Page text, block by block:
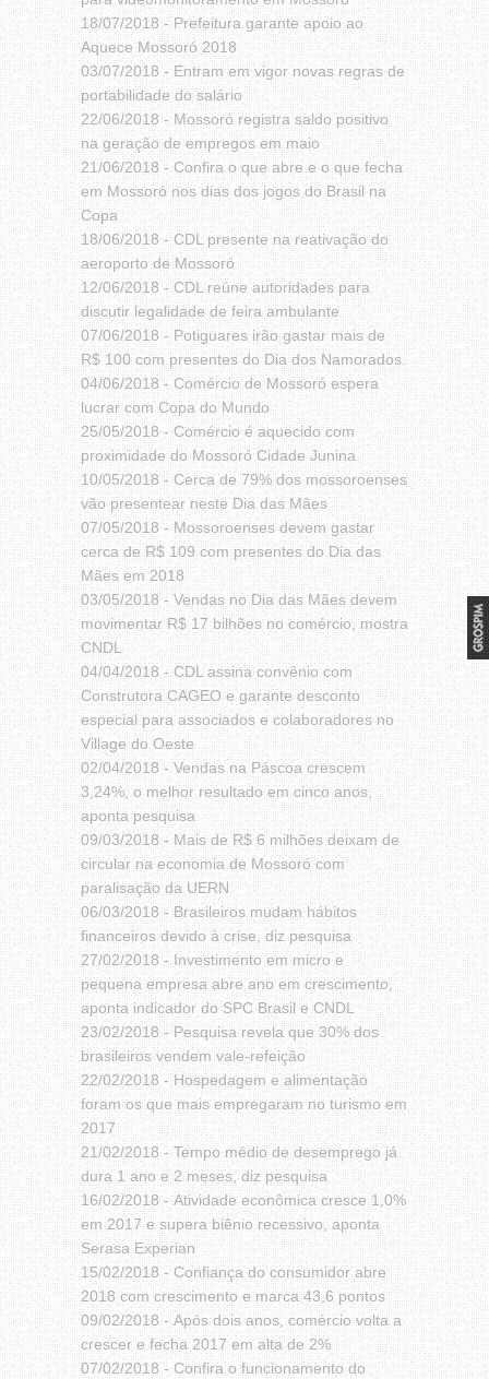
18/07/2018 -Prefeitura garante apoio ao
Aquece Mossoró 2018
03/07/2018 -Entram em vigor novas regras de
portabilidade do salário
22/06/2018 -Mossoró registra saldo positivo
na geração de empregos em maio
21/06/2018 -Confira o que abre e o que fecha
em Mossoró nos dias dos jogos do Brasil na
Copa
18/06/2018 -CDL presente na reativação do
aeroporto de Mossoró
12/06/2018 -CDL reúne autoridades para
discutir legalidade de feira ambulante
07/06/2018 -Potiguares irão gastar mais de
R$ 100 com presentes do Dia dos Namorados.
04/06/2018 -Comércio de Mossoró espera
lucrar com Copa do Mundo
25/05/2018 -Comércio é aquecido com
proximidade do Mossoró Cidade Junina
10/05/2018 -Cerca de 79% dos mossoroenses
vão presentear neste Dia das Mães
07/05/2018 -Mossoroenses devem gastar
cerca de R$ 109 com presentes do Dia das
Mães em 2018
03/05/2018 -Vendas no Dia das Mães devem
movimentar R$ 17 bilhões no comércio, mostra
CNDL
04/04/2018 -CDL assina convênio com
Construtora CAGEO e garante desconto
especial para associados e colaboradores no
Village do Oeste
02/04/2018 -Vendas na Páscoa crescem
3,24%, o melhor resultado em cinco anos,
aponta pesquisa
09/03/2018 -Mais de R$ 6 milhões deixam de
circular na economia de Mossoró com
paralisação da UERN
06/03/2018 -Brasileiros mudam hábitos
financeiros devido à crise, diz pesquisa
27/02/2018 -Investimento em micro e
pequena empresa abre ano em crescimento,
aponta indicador do SPC Brasil e CNDL
23/02/2018 -Pesquisa revela que 30% dos
brasileiros vendem vale-refeição
22/02/2018 -Hospedagem e alimentação
foram os que mais empregaram no turismo em
2017
21/02/2018 -Tempo médio de desemprego já
dura 1 ano e 2 meses, diz pesquisa
16/02/2018 -Atividade econômica cresce 1,0%
em 2017 e supera biênio recessivo, aponta
Serasa Experian
15/02/2018 -Confiança do consumidor abre
2018 com crescimento e marca 43,6 pontos
09/02/2018 -Após dois anos, comércio volta a
crescer e fecha 2017 em alta de 2%
07/02/2018 -Confira o funcionamento do